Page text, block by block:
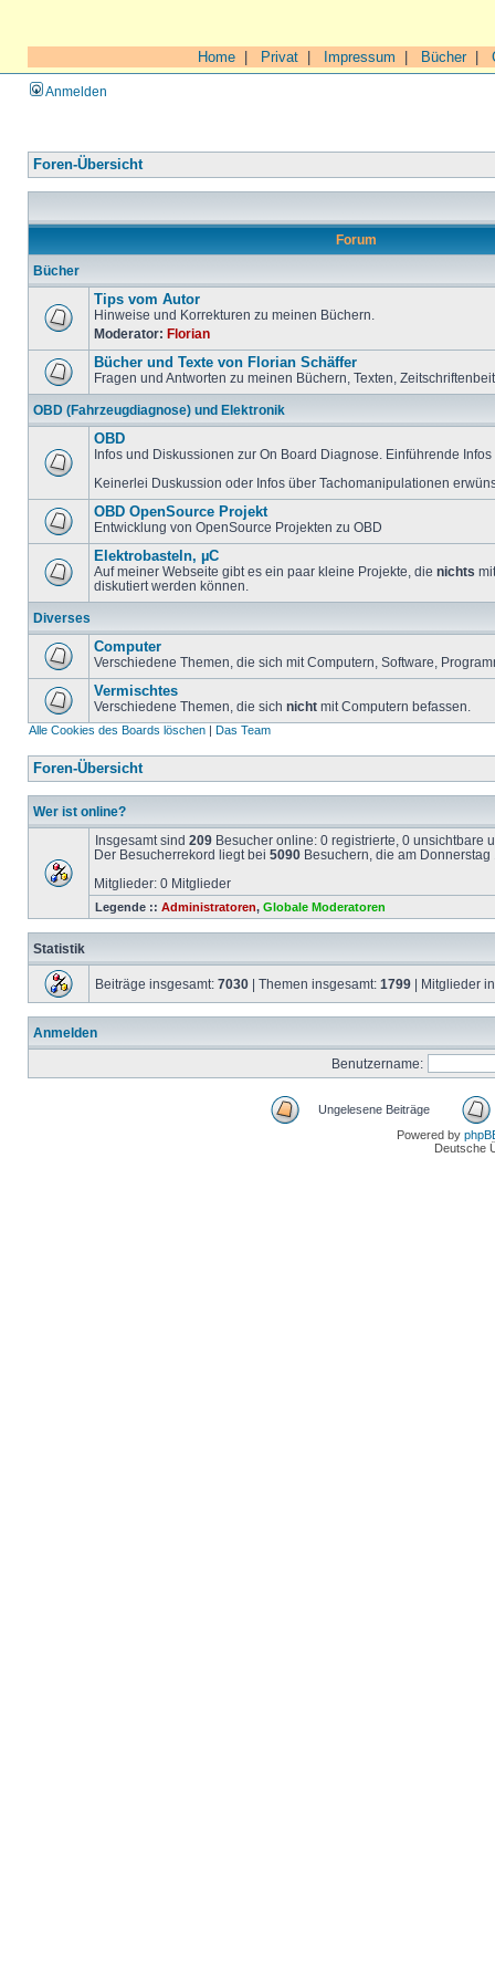
Home Privat Impressum Bücher|
Anmelden
Foren-Übersicht
Forum
Bücher
Tips vom Autor
Hinweise und Korrekturen zu meinen Büchern.
Moderator: Florian
Bücher und Texte von Florian Schäffer
Fragen und Antworten zu meinen Büchern, Texten,
OBD (Fahrzeugdiagnose) und Elektronik
OBD
Infos und Diskussionen zur On Board Diagnose. Einführende
Keinerlei Duskussion oder Infos über Tachomanipulationen
OBD OpenSource Projekt
Entwicklung von OpenSource Projekten zu OBD
Elektrobasteln, µC
Auf meiner Webseite gibt es ein paar kleine Projekte, die nichts
diskutiert werden können.
Diverses
Computer
Verschiedene Themen, die sich mit Computern, Software,
Vermischtes
Verschiedene Themen, die sich nicht mit Computern befassen.
Alle Cookies des Boards löschen | Das Team
Foren-Übersicht
Wer ist online?
Insgesamt sind 209 Besucher online: 0 registrierte, 0 unsichtbare
Der Besucherrekord liegt bei 5090 Besuchern, die am
Mitglieder: 0 Mitglieder
Legende :: Administratoren, Globale Moderatoren
Statistik
Beiträge insgesamt: 7030 | Themen insgesamt: 1799 | Mitglieder
Anmelden
Benutzername:
Ungelesene Beiträge
Powered by
Deutsche